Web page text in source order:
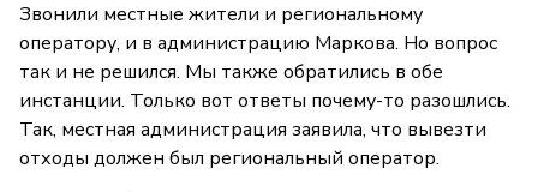
Звонили местные жители и региональному
оператору, и в администрацию Маркова. Но вопрос
так и не решился. Мы также обратились в обе
инстанции. Только вот ответы почему-то разошлись.
Так, местная администрация заявила, что вывезти
отходы должен был региональный оператор.